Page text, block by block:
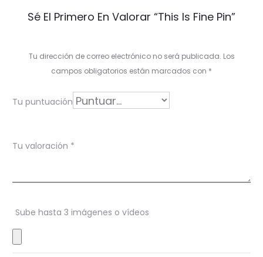
r
i
o
e
s
Sé El Primero En Valorar “This Is Fine Pin”
Tu dirección de correo electrónico no será publicada. Los
campos obligatorios están marcados con *
Tu puntuación
Tu valoración *
Sube hasta 3 imágenes o vídeos